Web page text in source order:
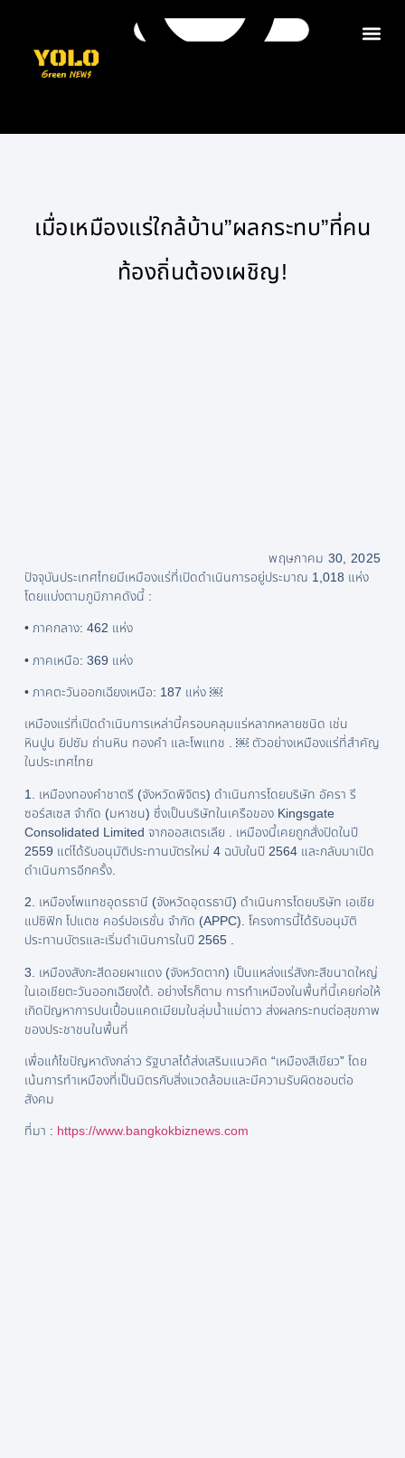
เมื่อเหมืองแร่ใกล้บ้าน”ผลกระทบ”ที่คน
ท้องถิ่นต้องเผชิญ!
พฤษภาคม 30, 2025
ปัจจุบันประเทศไทยมีเหมืองแร่ที่เปิดดำเนินการอยู่ประมาณ 1,018 แห่ง
โดยแบ่งตามภูมิภาคดังนี้ :
• ภาคกลาง: 462 แห่ง
• ภาคเหนือ: 369 แห่ง
• ภาคตะวันออกเฉียงเหนือ: 187 แห่ง ￼
เหมืองแร่ที่เปิดดำเนินการเหล่านี้ครอบคลุมแร่หลากหลายชนิด เช่น
หินปูน ยิปซัม ถ่านหิน ทองคำ และโพแทช . ￼ ตัวอย่างเหมืองแร่ที่สำคัญ
ในประเทศไทย
1. เหมืองทองคำชาตรี (จังหวัดพิจิตร) ดำเนินการโดยบริษัท อัครา รี
ซอร์สเซส จำกัด (มหาชน) ซึ่งเป็นบริษัทในเครือของ Kingsgate
Consolidated Limited จากออสเตรเลีย . เหมืองนี้เคยถูกสั่งปิดในปี
2559 แต่ได้รับอนุมัติประทานบัตรใหม่ 4 ฉบับในปี 2564 และกลับมาเปิด
ดำเนินการอีกครั้ง.
2. เหมืองโพแทชอุดรธานี (จังหวัดอุดรธานี) ดำเนินการโดยบริษัท เอเชีย
แปซิฟิก โปแตช คอร์ปอเรชั่น จำกัด (APPC). โครงการนี้ได้รับอนุมัติ
ประทานบัตรและเริ่มดำเนินการในปี 2565 .
3. เหมืองสังกะสีดอยผาแดง (จังหวัดตาก) เป็นแหล่งแร่สังกะสีขนาดใหญ่
ในเอเชียตะวันออกเฉียงใต้. อย่างไรก็ตาม การทำเหมืองในพื้นที่นี้เคยก่อให้
เกิดปัญหาการปนเปื้อนแคดเมียมในลุ่มน้ำแม่ตาว ส่งผลกระทบต่อสุขภาพ
ของประชาชนในพื้นที่
เพื่อแก้ไขปัญหาดังกล่าว รัฐบาลได้ส่งเสริมแนวคิด “เหมืองสีเขียว” โดย
เน้นการทำเหมืองที่เป็นมิตรกับสิ่งแวดล้อมและมีความรับผิดชอบต่อ
สังคม
ที่มา : https://www.bangkokbiznews.com